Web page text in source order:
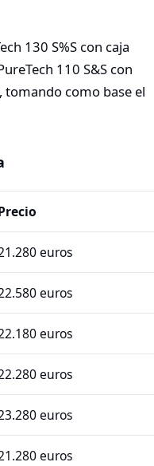
130 S%S con caja
110 S&S con
tomando como base el
euros
euros
euros
euros
euros
euros